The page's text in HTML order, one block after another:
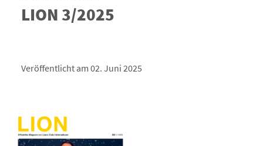
LION 3/2025
Veröffentlicht am 02. Juni 2025